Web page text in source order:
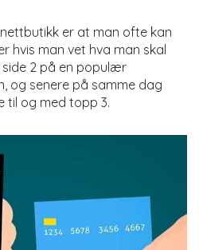
er at man ofte kan
hvis man vet hva man skal
side 2 på en populær
og senere på samme dag
til og med topp 3.